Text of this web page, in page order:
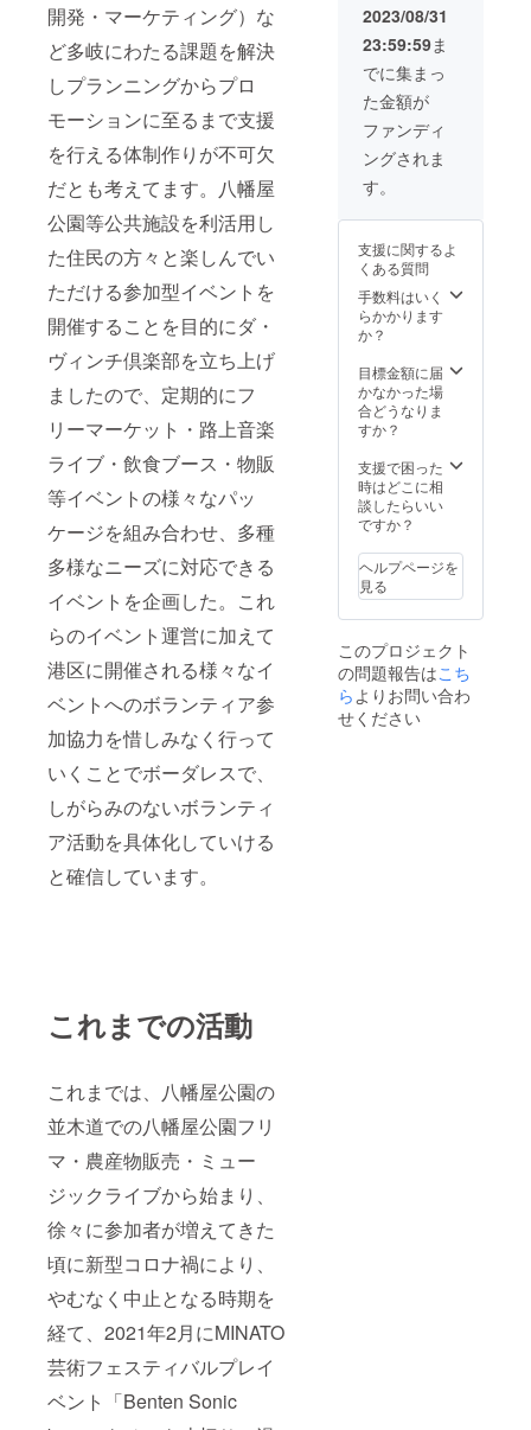
開発・マーケティング）な
ど多岐にわたる課題を解決
しプランニングからプロ
モーションに至るまで支援
を行える体制作りが不可欠
だとも考えてます。八幡屋
公園等公共施設を利活用し
た住民の方々と楽しんでい
ただける参加型イベントを
開催することを目的にダ・
ヴィンチ倶楽部を立ち上げ
ましたので、定期的にフ
リーマーケット・路上音楽
ライブ・飲食ブース・物販
等イベントの様々なパッ
ケージを組み合わせ、多種
多様なニーズに対応できる
イベントを企画した。これ
らのイベント運営に加えて
港区に開催される様々なイ
ベントへのボランティア参
加協力を惜しみなく行って
いくことでボーダレスで、
しがらみのないボランティ
ア活動を具体化していける
と確信しています。
これまでの活動
これまでは、八幡屋公園の
並木道での八幡屋公園フリ
マ・農産物販売・ミュー
ジックライブから始まり、
徐々に参加者が増えてきた
頃に新型コロナ禍により、
やむなく中止となる時期を
経て、2021年2月にMINATO
芸術フェスティバルプレイ
ベント「Benten Sonic
2023/08/31
23:59:59ま
でに集まっ
た金額が
ファンディ
ングされま
す。
支援に関するよ
くある質問
手数料はいく
らかかります
か？
目標金額に届
かなかった場
合どうなりま
すか？
支援で困った
時はどこに相
談したらいい
ですか？
ヘルプページを
見る
このプロジェクト
の問題報告はこち
ら よりお問い合わ
せください